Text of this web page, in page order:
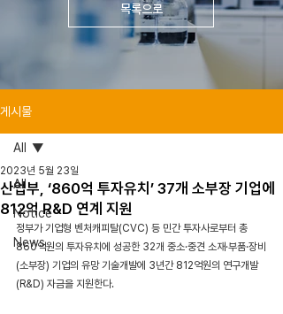
목록으로
게시물
All
Notice
News
All
산업부, ‘860억 투자유치’ 37개 소부장 기업에
812억 R&D 연계 지원
2023년 5월 23일
정부가 기업형 벤처캐피탈(CVC) 등 민간 투자사로부터 총
860억원의 투자유치에 성공한 32개 중소·중견 소재·부품·장비
(소부장) 기업의 유망 기술개발에 3년간 812억원의 연구개발
(R&D) 자금을 지원한다.